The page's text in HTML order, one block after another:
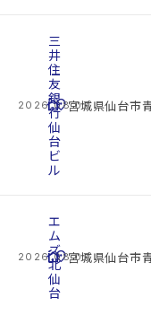
2026.08.07
cottage
三
井
住
友
銀
行
仙
台
ビ
ル
location_on宮城県仙台市
2026.08.07
cottage
エ
ム
ズ
北
仙
台
location_on宮城県仙台市